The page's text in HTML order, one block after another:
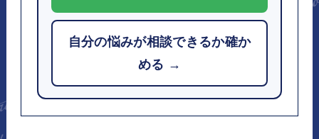
自分の悩みが相談できるか確か
める →